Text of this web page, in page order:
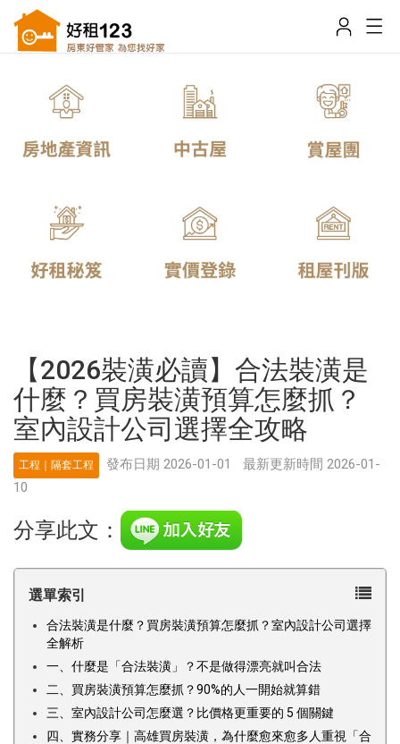
【2026裝潢必讀】合法裝潢是
什麼？買房裝潢預算怎麼抓？
室內設計公司選擇全攻略
工程｜隔套工程 發布日期 2026-01-01
最新更新時間 2026-01-
10
分享此文：
選單索引
合法裝潢是什麼？買房裝潢預算怎麼抓？室內設計公司選擇
全解析
一、什麼是「合法裝潢」？不是做得漂亮就叫合法
二、買房裝潢預算怎麼抓？90%的人一開始就算錯
三、室內設計公司怎麼選？比價格更重要的 5 個關鍵
四、實務分享｜高雄買房裝潢，為什麼愈來愈多人重視「合